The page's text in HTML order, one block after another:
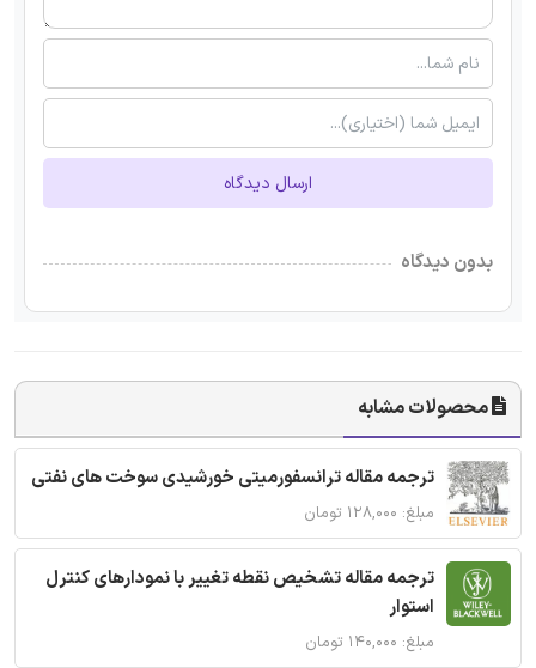
ارسال دیدگاه
بدون دیدگاه
محصولات مشابه
ترجمه مقاله ترانسفورمیتی خورشیدی سوخت های نفتی
مبلغ: ۱۲۸,۰۰۰ تومان
ترجمه مقاله تشخیص نقطه تغییر با نمودارهای کنترل
استوار
مبلغ: ۱۴۰,۰۰۰ تومان